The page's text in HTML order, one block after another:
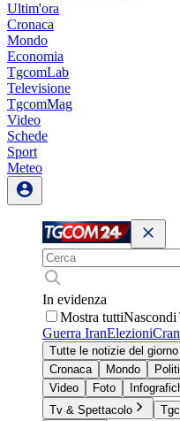
Ultim'ora
Cronaca
Mondo
Economia
TgcomLab
Televisione
TgcomMag
Video
Schede
Sport
Meteo
In evidenza
Mostra tuttiNascondi
Guerra IranElezioni
Tutte le notizie del giorno
Cronaca
Mondo
Video
Foto
Tv & Spettacolo